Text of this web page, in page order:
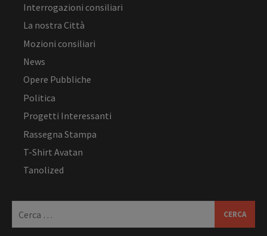
Interrogazioni consiliari
La nostra Città
Mozioni consiliari
News
Opere Pubbliche
Politica
Progetti Interessanti
Rassegna Stampa
T-Shirt Avatan
Tanolized
per: